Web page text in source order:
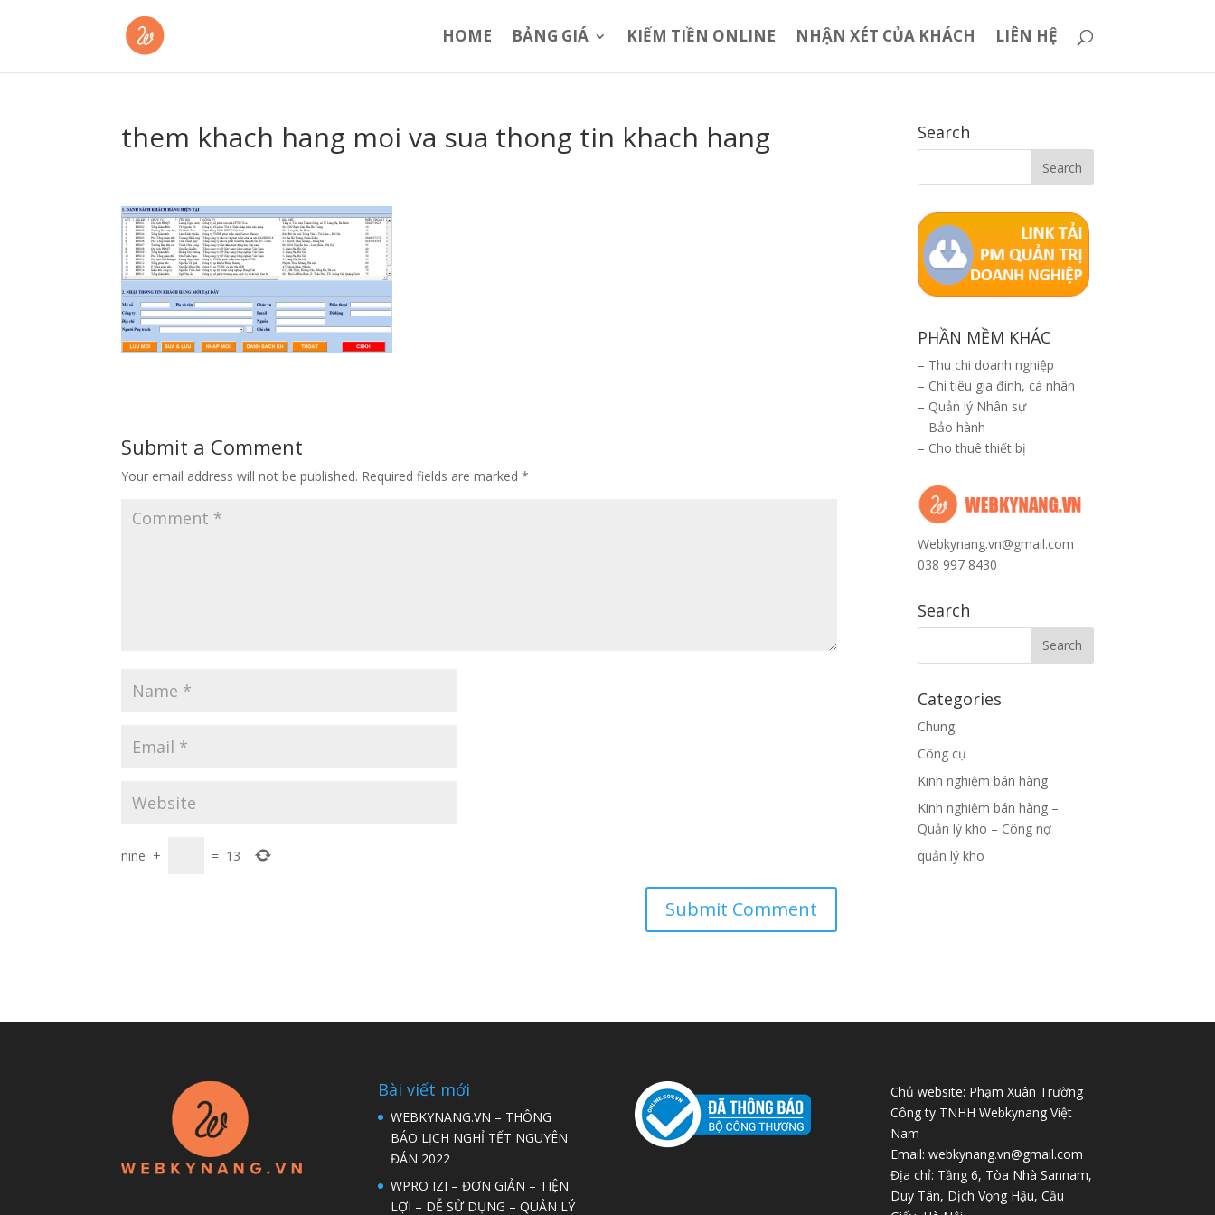
HOME BẢNG GIÁ KIẾM TIỀN ONLINE NHẬN XÉT CỦA KHÁCH LIÊN HỆ
them khach hang moi va sua thong tin khach hang
Submit a Comment
Your email address will not be published. Required fields are marked*
nine + = 13
Search
PHẦN MỀM KHÁC
– Thu chi doanh nghiệp
– Chi tiêu gia đình, cá nhân
– Quản lý Nhân sự
– Bảo hành
– Cho thuê thiết bị
Webkynang.vn@gmail.com
038 997 8430
Search
Categories
Chung
Công cụ
Kinh nghiệm bán hàng
Kinh nghiệm bán hàng –
Quản lý kho – Công nợ
quản lý kho
Bài viết mới
WEBKYNANG.VN – THÔNG
BÁO LỊCH NGHỈ TẾT NGUYÊN
ĐÁN 2022
WPRO IZI – ĐƠN GIẢN – TIỆN
LỢI – DỄ SỬ DỤNG – QUẢN LÝ
Chủ website: Phạm Xuân Trường
Công ty TNHH Webkynang Việt
Nam
Email: webkynang.vn@gmail.com
Địa chỉ: Tầng 6, Tòa Nhà Sannam,
Duy Tân, Dịch Vọng Hậu, Cầu